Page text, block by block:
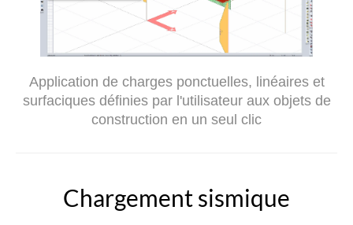
Application de charges ponctuelles, linéaires et
surfaciques définies par l'utilisateur aux objets de
construction en un seul clic
Chargement sismique